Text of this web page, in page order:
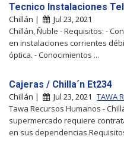
Tecnico Instalaciones
Chillán |
Jul 23, 2021
Chillán, Ñuble - Requisitos: -
en instalaciones corrientes
óptica. - Conocimientos ...
Cajeras / Chilla´n Et234
Chillán | Jul 23, 2021 TAWA
Tawa Recursos Humanos -
supermercado requiere
en sus